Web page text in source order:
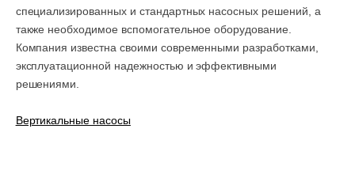
специализированных и стандартных насосных решений, а
также необходимое вспомогательное оборудование.
Компания известна своими современными разработками,
эксплуатационной надежностью и эффективными
решениями.
Вертикальные насосы